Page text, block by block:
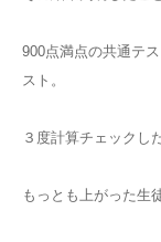
900点満点の共通テ
スト。
３度計算チェックし
もっとも上がった生